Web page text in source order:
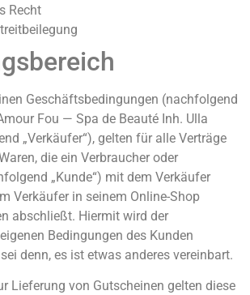
Recht
Geschäftsbedingungen (nachfolgend
Fou — Spa de Beauté Inh. Ulla
„Verkäufer“), gelten für alle Verträge
die ein Verbraucher oder
„Kunde“) mit dem Verkäufer
Verkäufer in seinem Online-Shop
abschließt. Hiermit wird der
Bedingungen des Kunden
denn, es ist etwas anderes vereinbart.
Lieferung von Gutscheinen gelten diese